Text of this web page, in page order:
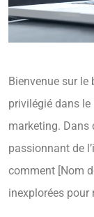
Bienvenue sur le
privilégié dans
marketing. Dans
passionnant de
comment [Nom
inexplorées pour